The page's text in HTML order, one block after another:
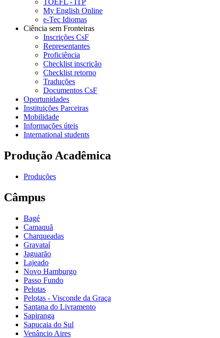
TOEFL - ITP
My English Online
e-Tec Idiomas
Ciência sem Fronteiras
Inscrições CsF
Representantes
Proficiência
Checklist inscrição
Checklist retorno
Traduções
Documentos CsF
Oportunidades
Instituições Parceiras
Mobilidade
Informações úteis
International students
Produção Acadêmica
Produções
Câmpus
Bagé
Camaquã
Charqueadas
Gravataí
Jaguarão
Lajeado
Novo Hamburgo
Passo Fundo
Pelotas
Pelotas - Visconde da Graça
Santana do Livramento
Sapiranga
Sapucaia do Sul
Venâncio Aires